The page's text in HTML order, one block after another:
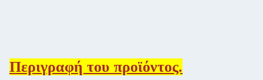
Περιγραφή του προϊόντος.